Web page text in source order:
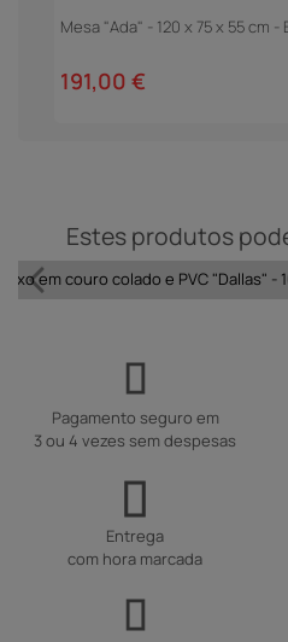
Mesa "Ada" - 120 x 75 x 55 cm -
191,00 €
Estes produtos
fixo em couro colado e PVC "Dallas" -
Pagamento seguro em
3 ou 4 vezes sem despesas
Entrega
com hora marcada